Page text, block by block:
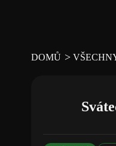
DOMŮ >